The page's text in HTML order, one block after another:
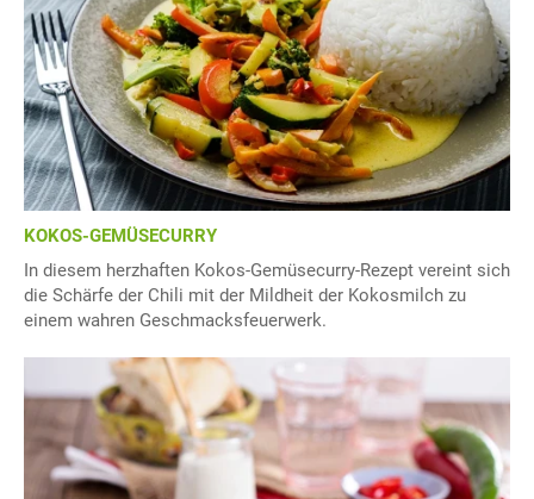
KOKOS-GEMÜSECURRY
In diesem herzhaften Kokos-Gemüsecurry-Rezept vereint sich
die Schärfe der Chili mit der Mildheit der Kokosmilch zu
einem wahren Geschmacksfeuerwerk.